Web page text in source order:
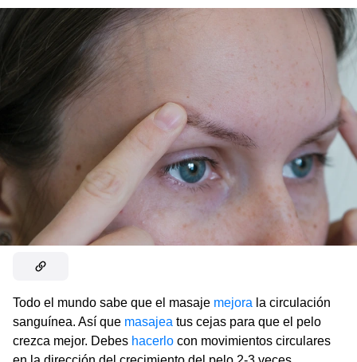
Todo el mundo sabe que el masaje mejora la circulación
sanguínea. Así que masajea tus cejas para que el pelo
crezca mejor. Debes hacerlo con movimientos circulares